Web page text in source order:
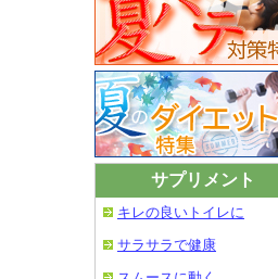
サプリメント
キレの良いトイレに
サラサラで健康